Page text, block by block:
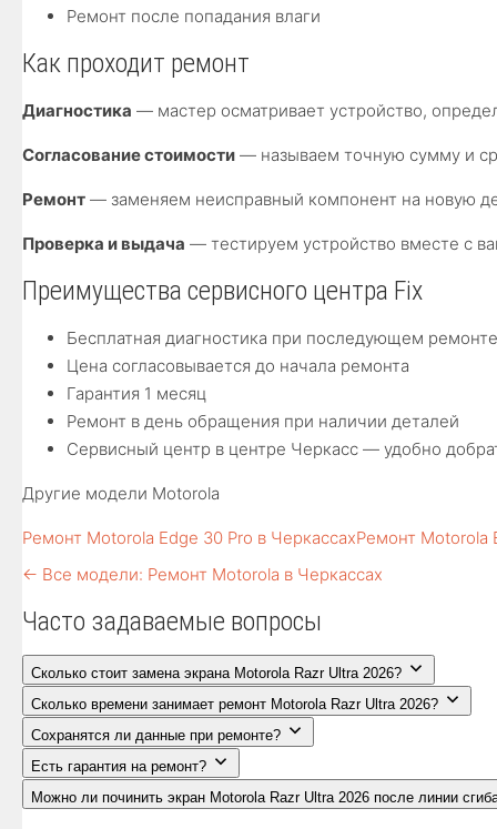
Ремонт после попадания влаги
Как проходит ремонт
Диагностика — мастер осматривает устройство,
Согласование стоимости — называем точную сумму и
Ремонт — заменяем неисправный компонент на новую
Проверка и выдача — тестируем устройство вместе с
Преимущества сервисного центра Fix
Бесплатная диагностика при последующем ремонте
Цена согласовывается до начала ремонта
Гарантия 1 месяц
Ремонт в день обращения при наличии деталей
Сервисный центр в центре Черкасс — удобно
Другие модели Motorola
Ремонт Motorola Edge 30 Pro в ЧеркассахРемонт Motorola
← Все модели: Ремонт Motorola в Черкассах
Часто задаваемые вопросы
Сколько стоит замена экрана Motorola Razr Ultra 2026?
Сколько времени занимает ремонт Motorola Razr Ultra 2026?
Сохранятся ли данные при ремонте?
Есть гарантия на ремонт?
Можно ли починить экран Motorola Razr Ultra 2026 после линии